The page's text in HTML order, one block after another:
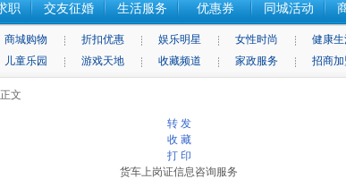
职 交友征婚 生活服务 优惠券 同城活动
商城购物 折扣优惠 娱乐明星 女性时尚 健康
儿童乐园 游戏天地 收藏频道 家政服务 招商加
正文
转 发
收 藏
打 印
货车上岗证信息咨询服务